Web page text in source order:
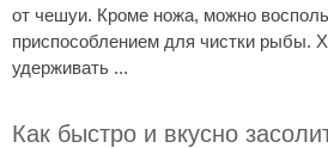
от чешуи. Кроме ножа, можно
приспособлением для чистки рыбы.
удерживать ...
Как быстро и вкусно